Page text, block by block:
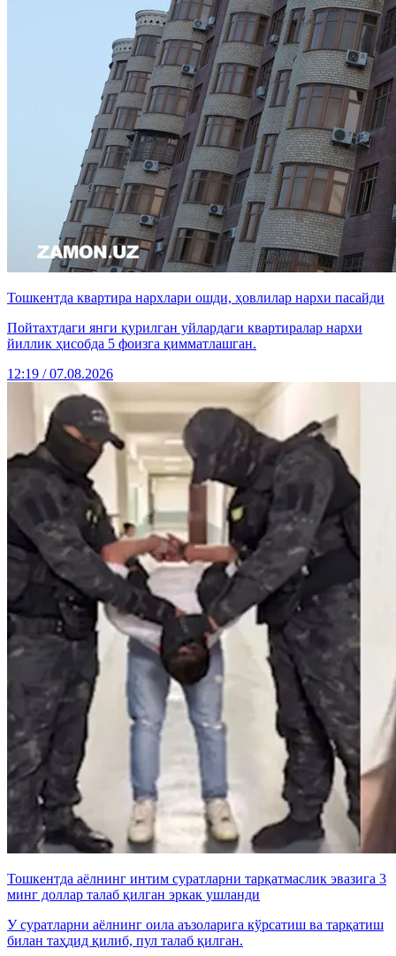
Тошкентда квартира нархлари ошди, ҳовлилар нархи пасайди
Пойтахтдаги янги қурилган уйлардаги квартиралар нархи
йиллик ҳисобда 5 фоизга қимматлашган.
12:19 / 07.08.2026
Тошкентда аёлнинг интим суратларни тарқатмаслик эвазига 3
минг доллар талаб қилган эркак ушланди
У суратларни аёлнинг оила аъзоларига кўрсатиш ва тарқатиш
билан таҳдид қилиб, пул талаб қилган.